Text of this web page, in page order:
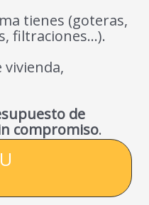
tienes (goteras,
filtraciones…).
vivienda,
de
compromiso.